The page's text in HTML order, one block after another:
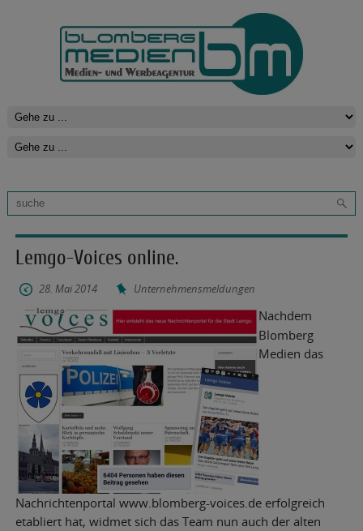
Lemgo-Voices online.
28. Mai 2014 Unternehmensmeldungen
Nachdem
Blomberg
Medien das
Nachrichtenportal www.blomberg-voices.de erfolgreich
etabliert hat, widmet sich das Team nun auch der alten